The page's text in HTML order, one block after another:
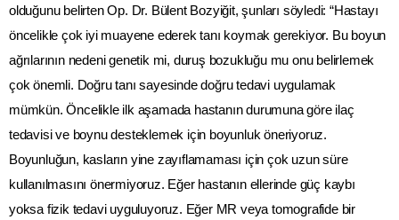
olduğunu belirten Op. Dr. Bülent Bozyiğit, şunları söyledi: “Hastayı
öncelikle çok iyi muayene ederek tanı koymak gerekiyor. Bu boyun
ağrılarının nedeni genetik mi, duruş bozukluğu mu onu belirlemek
çok önemli. Doğru tanı sayesinde doğru tedavi uygulamak
mümkün. Öncelikle ilk aşamada hastanın durumuna göre ilaç
tedavisi ve boynu desteklemek için boyunluk öneriyoruz.
Boyunluğun, kasların yine zayıflamaması için çok uzun süre
kullanılmasını önermiyoruz. Eğer hastanın ellerinde güç kaybı
yoksa fizik tedavi uyguluyoruz. Eğer MR veya tomografide bir